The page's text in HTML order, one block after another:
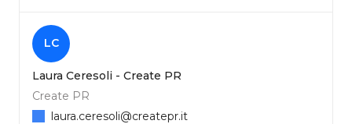
LC
Laura Ceresoli - Create PR
Create PR
laura.ceresoli@createpr.it